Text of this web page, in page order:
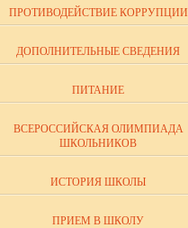
ПРОТИВОДЕЙСТВИЕ КОРРУПЦИИ
ДОПОЛНИТЕЛЬНЫЕ СВЕДЕНИЯ
ПИТАНИЕ
ВСЕРОССИЙСКАЯ ОЛИМПИАДА
ШКОЛЬНИКОВ
ИСТОРИЯ ШКОЛЫ
ПРИЕМ В ШКОЛУ